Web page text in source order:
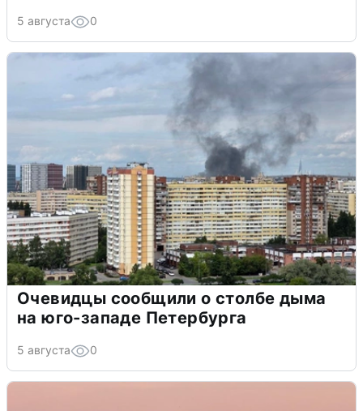
5 августа 0
Очевидцы сообщили о столбе дыма
на юго-западе Петербурга
5 августа 0